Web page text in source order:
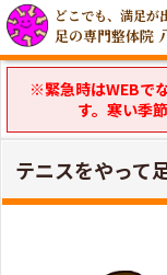
どこでも、満足が
足の専門整体院
※緊急時はWEBで
す。寒い季
テニスをやって